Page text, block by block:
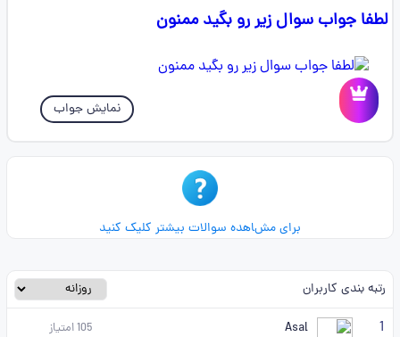
لطفا جواب سوال زیر رو بگید ممنون
نمایش جواب
برای مشاهده سوالات بیشتر کلیک کنید
رتبه بندی کاربران
1
Asal
105امتیاز